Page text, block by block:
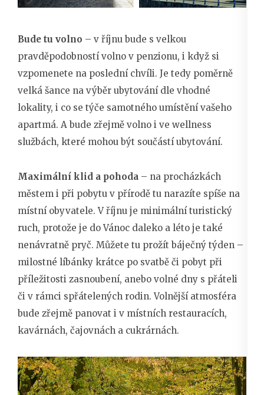
Bude tu volno – v říjnu bude s velkou
pravděpodobností volno v penzionu, i když si
vzpomenete na poslední chvíli. Je tedy poměrně
velká šance na výběr ubytování dle vhodné
lokality, i co se týče samotného umístění vašeho
apartmá. A bude zřejmě volno i ve wellness
službách, které mohou být součástí ubytování.
Maximální klid a pohoda – na procházkách
městem i při pobytu v přírodě tu narazíte spíše na
místní obyvatele. V říjnu je minimální turistický
ruch, protože je do Vánoc daleko a léto je také
nenávratně pryč. Můžete tu prožít báječný týden –
milostné líbánky krátce po svatbě či pobyt při
příležitosti zasnoubení, anebo volné dny s přáteli
či v rámci spřátelených rodin. Volnější atmosféra
bude zřejmě panovat i v místních restauracích,
kavárnách, čajovnách a cukrárnách.